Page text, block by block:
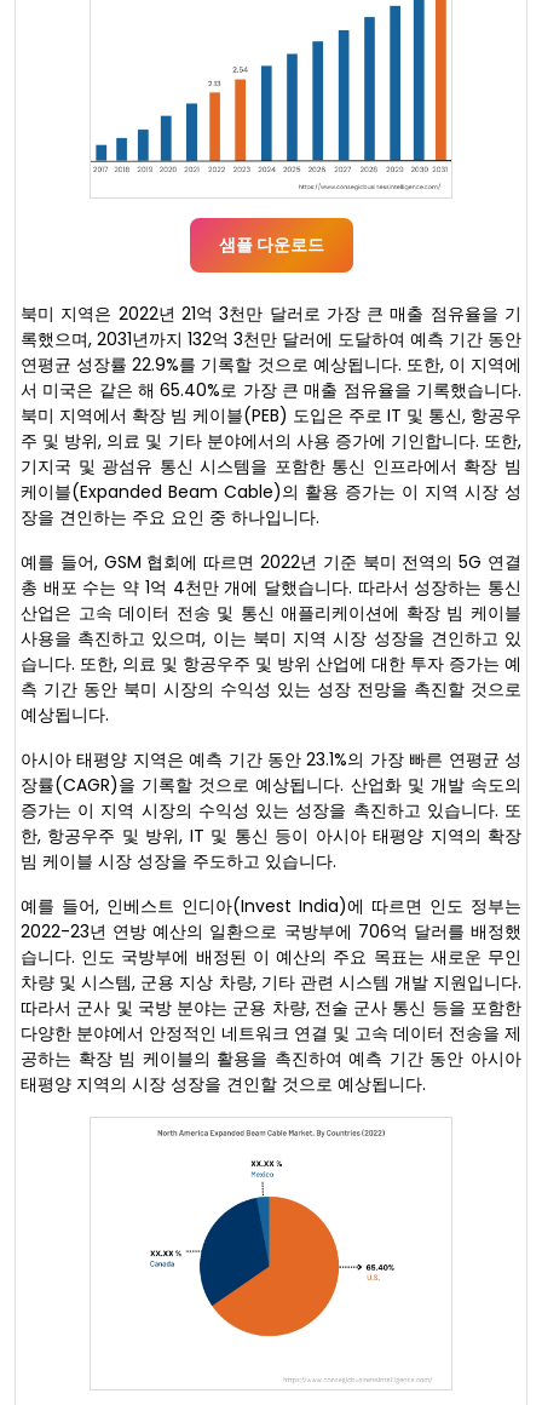
샘플 다운로드
북미 지역은 2022년 21억 3천만 달러로 가장 큰 매출 점유율을 기
록했으며, 2031년까지 132억 3천만 달러에 도달하여 예측 기간 동안
연평균 성장률 22.9%를 기록할 것으로 예상됩니다. 또한, 이 지역에
서 미국은 같은 해 65.40%로 가장 큰 매출 점유율을 기록했습니다.
북미 지역에서 확장 빔 케이블(PEB) 도입은 주로 IT 및 통신, 항공우
주 및 방위, 의료 및 기타 분야에서의 사용 증가에 기인합니다. 또한,
기지국 및 광섬유 통신 시스템을 포함한 통신 인프라에서 확장 빔
케이블(Expanded Beam Cable)의 활용 증가는 이 지역 시장 성
장을 견인하는 주요 요인 중 하나입니다.
예를 들어, GSM 협회에 따르면 2022년 기준 북미 전역의 5G 연결
총 배포 수는 약 1억 4천만 개에 달했습니다. 따라서 성장하는 통신
산업은 고속 데이터 전송 및 통신 애플리케이션에 확장 빔 케이블
사용을 촉진하고 있으며, 이는 북미 지역 시장 성장을 견인하고 있
습니다. 또한, 의료 및 항공우주 및 방위 산업에 대한 투자 증가는 예
측 기간 동안 북미 시장의 수익성 있는 성장 전망을 촉진할 것으로
예상됩니다.
아시아 태평양 지역은 예측 기간 동안 23.1%의 가장 빠른 연평균 성
장률(CAGR)을 기록할 것으로 예상됩니다. 산업화 및 개발 속도의
증가는 이 지역 시장의 수익성 있는 성장을 촉진하고 있습니다. 또
한, 항공우주 및 방위, IT 및 통신 등이 아시아 태평양 지역의 확장
빔 케이블 시장 성장을 주도하고 있습니다.
예를 들어, 인베스트 인디아(Invest India)에 따르면 인도 정부는
2022-23년 연방 예산의 일환으로 국방부에 706억 달러를 배정했
습니다. 인도 국방부에 배정된 이 예산의 주요 목표는 새로운 무인
차량 및 시스템, 군용 지상 차량, 기타 관련 시스템 개발 지원입니다.
따라서 군사 및 국방 분야는 군용 차량, 전술 군사 통신 등을 포함한
다양한 분야에서 안정적인 네트워크 연결 및 고속 데이터 전송을 제
공하는 확장 빔 케이블의 활용을 촉진하여 예측 기간 동안 아시아
태평양 지역의 시장 성장을 견인할 것으로 예상됩니다.